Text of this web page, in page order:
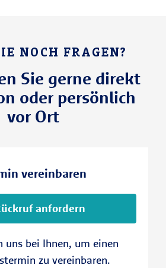
NOCH FRAGEN?
Sie gerne direkt
oder persönlich
vor Ort
vereinbaren
anfordern
uns bei Ihnen, um einen
zu vereinbaren.